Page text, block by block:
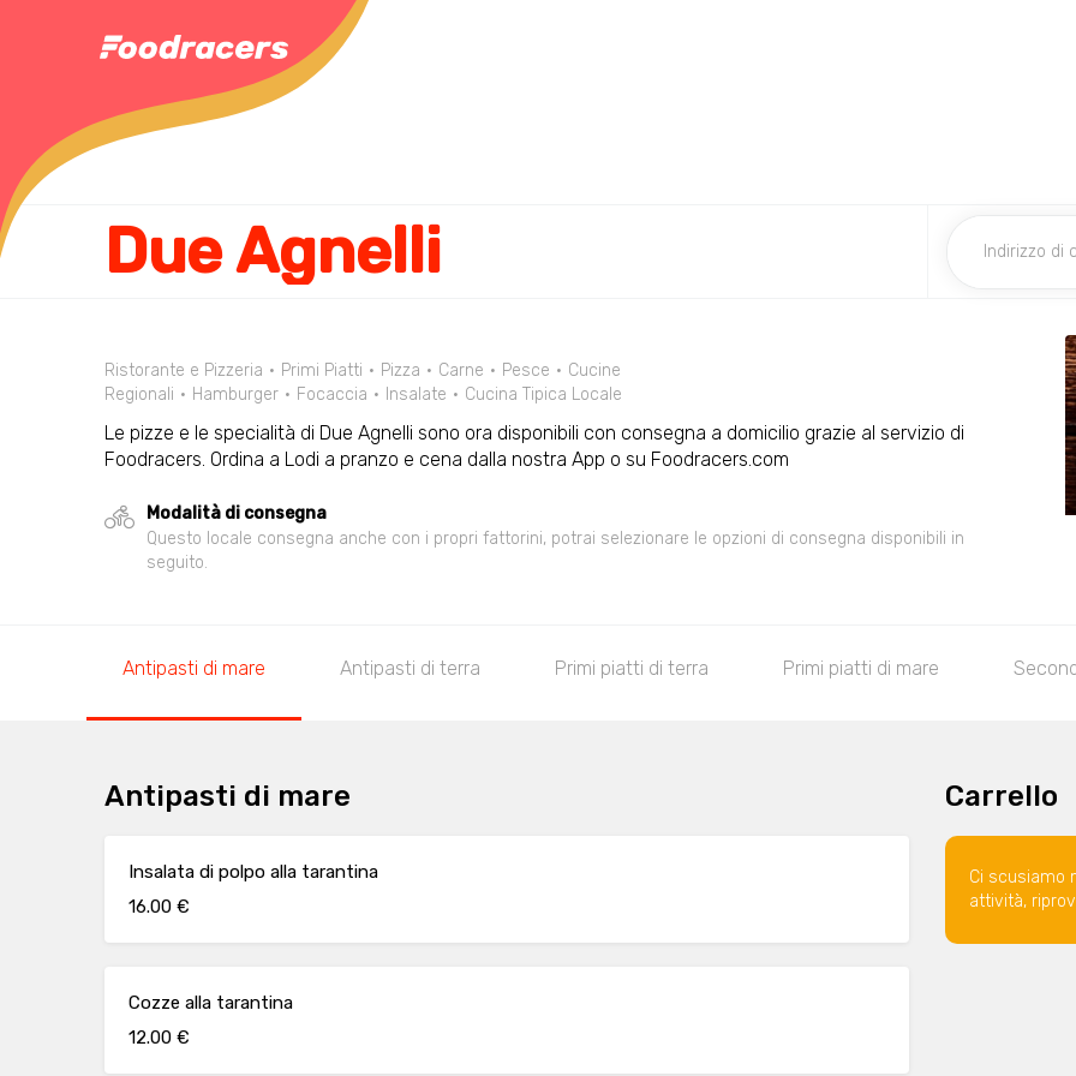
Due Agnelli
Ristorante e Pizzeria Primi Piatti Pizza Carne Pesce
Cucine
Regionali
Hamburger Focaccia Insalate Cucina Tipica Locale
Le pizze e le specialità di Due Agnelli sono ora disponibili con consegna a domicilio grazie al servizio di
Foodracers. Ordina a Lodi a pranzo e cena dalla nostra App o su Foodracers.com
Modalità di consegna
Questo locale consegna anche con i propri fattorini, potrai selezionare le opzioni di consegna disponibili in
seguito.
Antipasti di mare Antipasti di terra Primi piatti di terra Primi piatti di mare
Antipasti di mare
Insalata di polpo alla tarantina
16.00 €
Cozze alla tarantina
12.00 €
Carrello
Ci scusiamo
attività,